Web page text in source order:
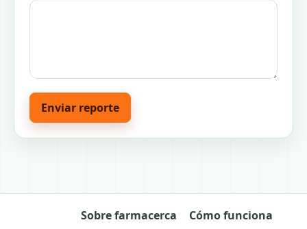
Enviar reporte
Sobre farmacerca Cómo funciona